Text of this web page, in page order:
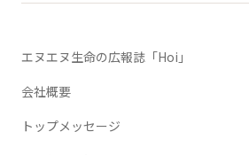
エヌエヌ生命の広報誌「Hoi」
会社概要
トップメッセージ